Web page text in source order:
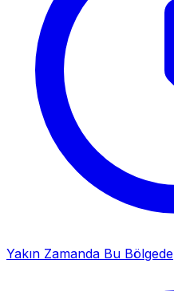
Yakın Zamanda Bu Bölgede